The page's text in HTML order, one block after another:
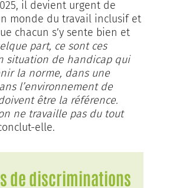
il devient urgent de
monde du travail inclusif et
chacun s’y sente bien et
part, ce sont ces
situation de handicap qui
la norme, dans une
l’environnement de
être la référence.
ne travaille pas du tout
elle.
de discriminations